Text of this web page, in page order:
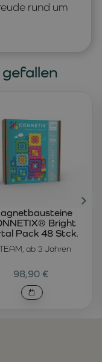
rund um
ab 3 Jahren
Bright
Pack 48 Stck.
98,90 €